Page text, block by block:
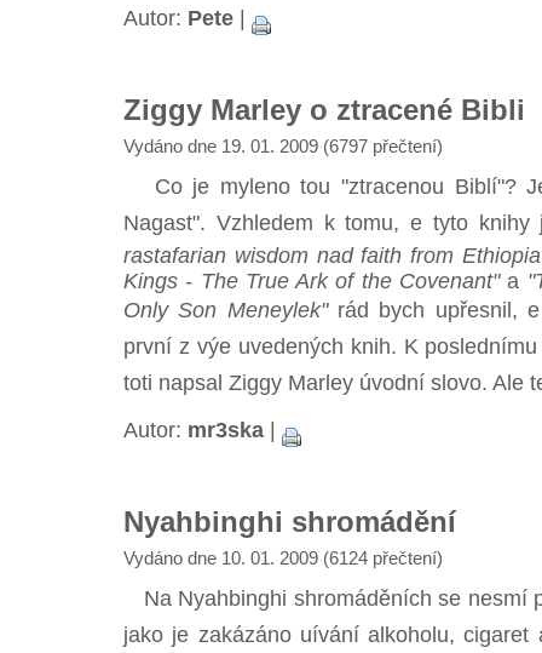
Autor: Pete |
Ziggy Marley o ztracené Bibli
Vydáno dne 19. 01. 2009 (6797 přečtení)
Co je myleno tou "ztracenou Biblí"?
Nagast". Vzhledem k tomu, e tyto
rastafarian wisdom nad faith from
Kings - The True Ark of the Covenant"a
Only Son Meneylek"rád bych upřesnil,
první z výe uvedených knih. K
toti napsal Ziggy Marley úvodní slovo. Ale
Autor: mr3ska |
Nyahbinghi shromádění
Vydáno dne 10. 01. 2009 (6124 přečtení)
Na Nyahbinghi shromáděních se nesmí
jako je zakázáno uívání alkoholu,